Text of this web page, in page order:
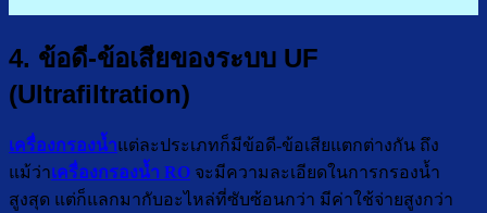
4. ข้อดี-ข้อเสียของระบบ UF
(Ultrafiltration)
เครื่องกรองน้ำแต่ละประเภทก็มีข้อดี-ข้อเสียแตกต่างกัน ถึง
แม้ว่าเครื่องกรองน้ำ RO จะมีความละเอียดในการกรองน้ำ
สูงสุด แต่ก็แลกมากับอะไหล่ที่ซับซ้อนกว่า มีค่าใช้จ่ายสูงกว่า